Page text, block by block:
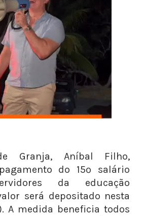
Granja, Aníbal Filho,
do 15º salário
da educação
será depositado nesta
A medida beneficia todos